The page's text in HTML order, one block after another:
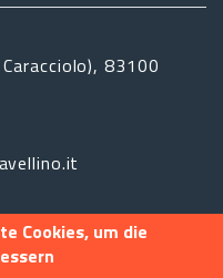
83100
Cookies, um die